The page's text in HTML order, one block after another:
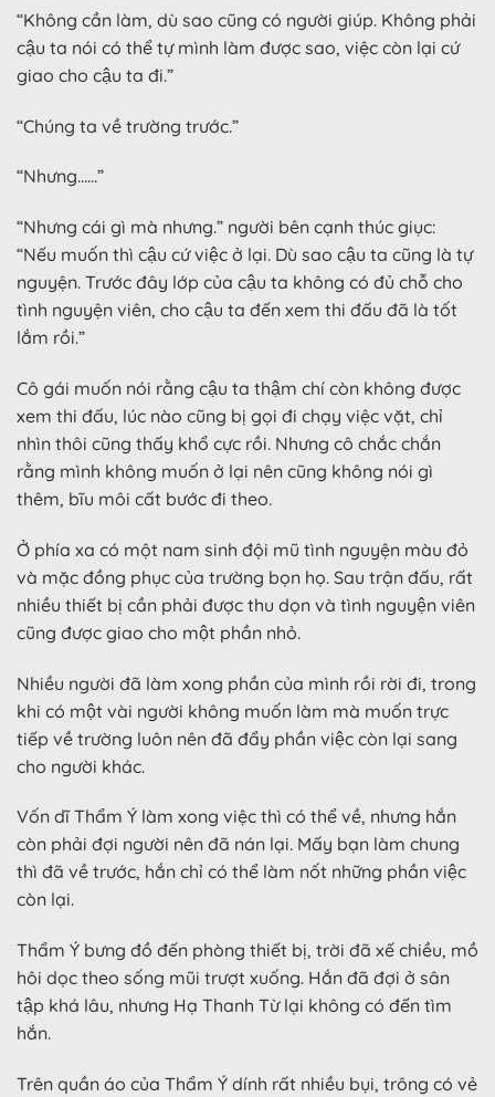
“Không cần làm, dù sao cũng có người giúp. Không phải
cậu ta nói có thể tự mình làm được sao, việc còn lại cứ
giao cho cậu ta đi.”
“Chúng ta về trường trước.”
“Nhưng……”
“Nhưng cái gì mà nhưng.” người bên cạnh thúc giục:
“Nếu muốn thì cậu cứ việc ở lại. Dù sao cậu ta cũng là tự
nguyện. Trước đây lớp của cậu ta không có đủ chỗ cho
tình nguyện viên, cho cậu ta đến xem thi đấu đã là tốt
lắm rồi.”
Cô gái muốn nói rằng cậu ta thậm chí còn không được
xem thi đấu, lúc nào cũng bị gọi đi chạy việc vặt, chỉ
nhìn thôi cũng thấy khổ cực rồi. Nhưng cô chắc chắn
rằng mình không muốn ở lại nên cũng không nói gì
thêm, bĩu môi cất bước đi theo.
Ở phía xa có một nam sinh đội mũ tình nguyện màu đỏ
và mặc đồng phục của trường bọn họ. Sau trận đấu, rất
nhiều thiết bị cần phải được thu dọn và tình nguyện viên
cũng được giao cho một phần nhỏ.
Nhiều người đã làm xong phần của mình rồi rời đi, trong
khi có một vài người không muốn làm mà muốn trực
tiếp về trường luôn nên đã đẩy phần việc còn lại sang
cho người khác.
Vốn dĩ Thẩm Ý làm xong việc thì có thể về, nhưng hắn
còn phải đợi người nên đã nán lại. Mấy bạn làm chung
thì đã về trước, hắn chỉ có thể làm nốt những phần việc
còn lại.
Thẩm Ý bưng đồ đến phòng thiết bị, trời đã xế chiều, mồ
hôi dọc theo sống mũi trượt xuống. Hắn đã đợi ở sân
tập khá lâu, nhưng Hạ Thanh Từ lại không có đến tìm
hắn.
Trên quần áo của Thẩm Ý dính rất nhiều bụi, trông có vẻ